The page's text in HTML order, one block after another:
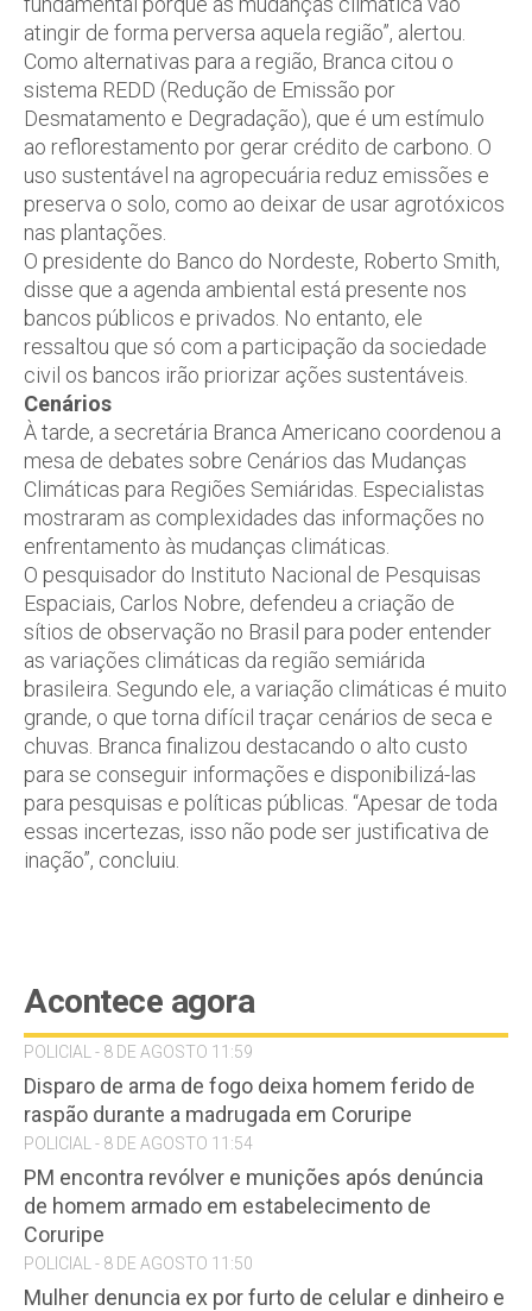
atingir de forma perversa aquela região”, alertou.
Como alternativas para a região, Branca citou o
sistema REDD (Redução de Emissão por
Desmatamento e Degradação), que é um estímulo
ao reflorestamento por gerar crédito de carbono. O
uso sustentável na agropecuária reduz emissões e
preserva o solo, como ao deixar de usar agrotóxicos
nas plantações.
O presidente do Banco do Nordeste, Roberto Smith,
disse que a agenda ambiental está presente nos
bancos públicos e privados. No entanto, ele
ressaltou que só com a participação da sociedade
civil os bancos irão priorizar ações sustentáveis.
Cenários
À tarde, a secretária Branca Americano coordenou a
mesa de debates sobre Cenários das Mudanças
Climáticas para Regiões Semiáridas. Especialistas
mostraram as complexidades das informações no
enfrentamento às mudanças climáticas.
O pesquisador do Instituto Nacional de Pesquisas
Espaciais, Carlos Nobre, defendeu a criação de
sítios de observação no Brasil para poder entender
as variações climáticas da região semiárida
brasileira. Segundo ele, a variação climáticas é muito
grande, o que torna difícil traçar cenários de seca e
chuvas. Branca finalizou destacando o alto custo
para se conseguir informações e disponibilizá-las
para pesquisas e políticas públicas. “Apesar de toda
essas incertezas, isso não pode ser justificativa de
inação”, concluiu.
Acontece agora
POLICIAL - 8 DE AGOSTO 11:59
Disparo de arma de fogo deixa homem ferido de
raspão durante a madrugada em Coruripe
POLICIAL - 8 DE AGOSTO 11:54
PM encontra revólver e munições após denúncia
de homem armado em estabelecimento de
Coruripe
POLICIAL - 8 DE AGOSTO 11:50
Mulher denuncia ex por furto de celular e dinheiro e